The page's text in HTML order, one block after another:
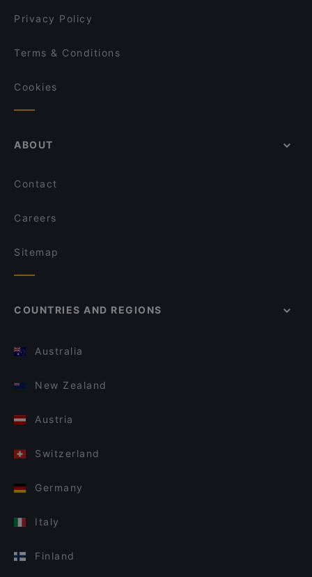
Osteria Solferino
Privacy Policy
Terms & Conditions
Cookies
ABOUT
Contact
Careers
Sitemap
COUNTRIES AND REGIONS
Australia
New Zealand
Austria
Switzerland
Germany
Italy
Finland